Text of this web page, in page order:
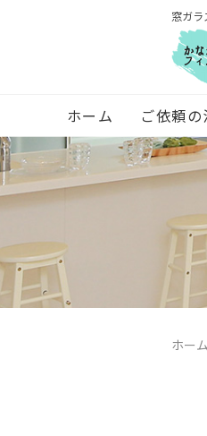
窓ガラ
ホーム ご依頼
ホーム